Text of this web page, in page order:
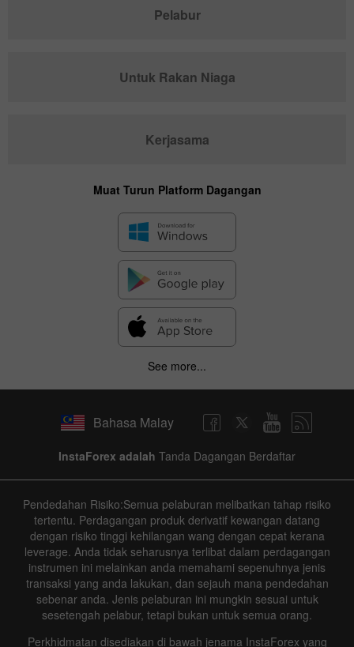
Pelabur
Untuk Rakan Niaga
Kerjasama
Muat Turun Platform Dagangan
See more...
Bahasa Malay
InstaForex adalah Tanda Dagangan Berdaftar
Pendedahan Risiko:Semua pelaburan melibatkan tahap risiko
tertentu. Perdagangan produk derivatif kewangan datang
dengan risiko tinggi kehilangan wang dengan cepat kerana
leverage. Anda tidak seharusnya terlibat dalam perdagangan
instrumen ini melainkan anda memahami sepenuhnya jenis
transaksi yang anda lakukan, dan sejauh mana pendedahan
sebenar anda. Jenis pelaburan ini mungkin sesuai untuk
sesetengah pelabur, tetapi bukan untuk semua orang.
Perkhidmatan disediakan di bawah jenama InstaForex yang